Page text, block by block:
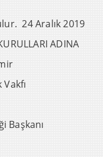
24 Aralık 2019
ADINA
Başkanı